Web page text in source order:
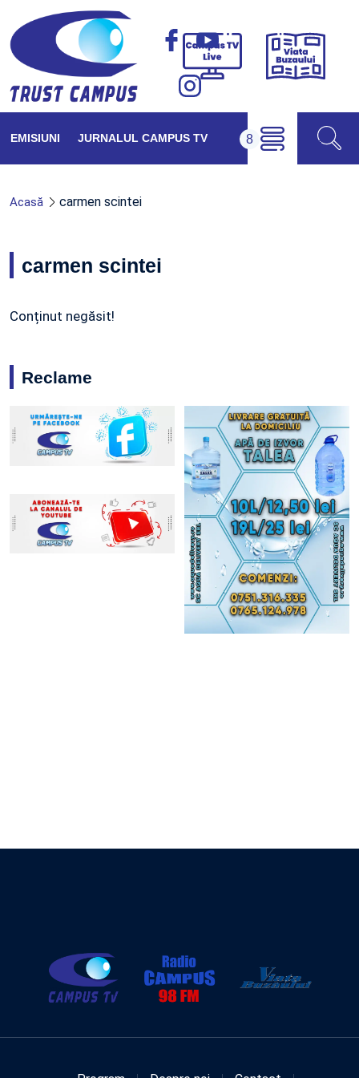
Campus
Viața
EMISIUNI JURNALUL CAMPUS TV
Acasă carmen scintei
carmen scintei
Conținut negăsit!
Reclame